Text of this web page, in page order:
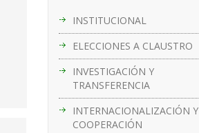
INSTITUCIONAL
ELECCIONES A CLAUSTRO
INVESTIGACIÓN Y
TRANSFERENCIA
INTERNACIONALIZACIÓN Y
COOPERACIÓN